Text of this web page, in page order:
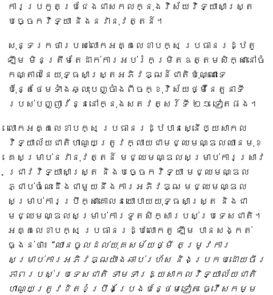
ការប្រកួតប្រជែងជាសកលក្នុងវិស័យវិទ្យាសាស្ត្រ
បច្ចេកវិទ្យា និងនវានុវត្តន៍។
សុន្ទរកថារបស់លោកអគ្គលេខាបក្ស ប្រធានរដ្ឋតូ
ឡឹម មិនត្រឹមតែដាក់ការអប់រំកម្រិតឧត្តមសិក្សានៅចំ
កណ្តាលនៃយុទ្ធសាស្ត្រអភិវឌ្ឍន៍ជាតិប៉ុណ្ណោះទេ
ប៉ុន្តែថែមទាំងឆ្លុះបញ្ចាំងពីចក្ខុវិស័យថ្មីនៃតួនាទី
របស់បញ្ញាវ័ន្ននៅក្នុងសតវត្សរ៍ទី ២១ ទៀតផង។
លោកអគ្គលេខាបក្ស ប្រធានរដ្ឋបានស្នើឲ្យសាកល
វិទ្យាល័យជាតិហាណូយត្រូវក្លាយជាមជ្ឈមណ្ឌលឈានមុខ
គេសម្រាប់នវានុវត្តន៍ មជ្ឈមណ្ឌលសម្រាប់ការស្រាវ
ជ្រាវវិទ្យាសាស្ត្រ និងបច្ចេកវិទ្យា មជ្ឈមណ្ឌល
ភ្ជាប់ចំណេះដឹងជាមួយនឹងការអភិវឌ្ឍ មជ្ឈមណ្ឌល
សម្រាប់ការប្រឹក្សាគោលនយោបាយយុទ្ធសាស្ត្រ និងជា
មជ្ឈមណ្ឌលសម្រាប់ការទូតសិក្សារបស់ប្រទេសជាតិ។
អគ្គលេខាបក្ស ប្រធានរដ្ឋលោកតូ ឡឹម បានសង្កត់
ធ្ងន់ថា៖ “ឈានចូលដល់យុគសម័យថ្មី តម្រូវការ
សម្រាប់ការអភិវឌ្ឍយ៉ាងឆាប់រហ័ស និងប្រកបដោយចីរ
ភាពរបស់ប្រទេសជាតិ ទាមទារឱ្យសាកលវិទ្យាល័យជាតិ
ហាណូយត្រូវខិតខំប្រឹងប្រែងបន្ថែមទៀត ធ្វើសកម្ម